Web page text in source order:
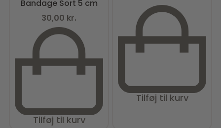
Bandage Sort 5 cm
30,00 kr.
Tilføj til kurv
Tilføj til kurv